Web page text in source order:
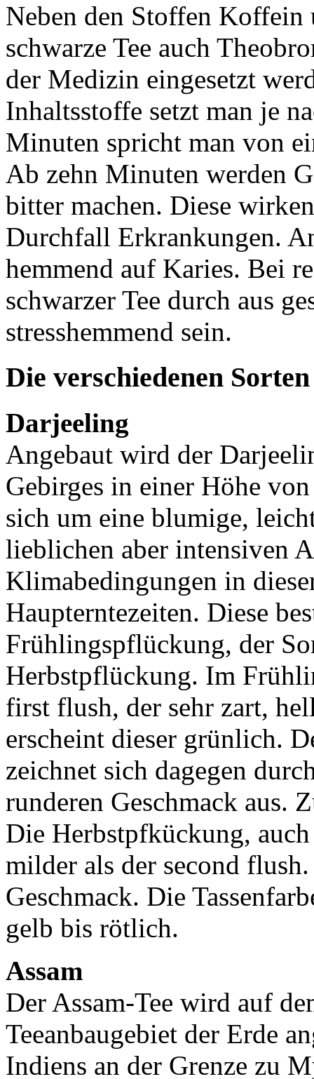
Neben den Stoffen Koffein
schwarze Tee auch
der Medizin eingesetzt
Inhaltsstoffe setzt man je
Minuten spricht man von
Ab zehn Minuten werden
bitter machen. Diese
Durchfall Erkrankungen.
hemmend auf Karies. Bei
schwarzer Tee durch aus
stresshemmend sein.
Die verschiedenen
Darjeeling
Angebaut wird der
Gebirges in einer Höhe
sich um eine blumige,
lieblichen aber intensiven
Klimabedingungen in
Haupterntezeiten. Diese
Frühlingspflückung, der
Herbstpflückung. Im
first flush, der sehr zart,
erscheint dieser grünlich.
zeichnet sich dagegen
runderen Geschmack aus.
Die Herbstpfkückung,
milder als der second
Geschmack. Die
gelb bis rötlich.
Assam
Der Assam-Tee wird auf
Teeanbaugebiet der Erde
Indiens an der Grenze zu